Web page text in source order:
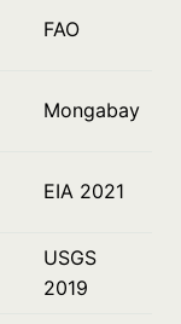
FAO
Mongabay
EIA 2021
USGS
2019